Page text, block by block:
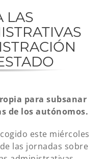
LAS
para subsanar
de los autónomos.
este miércoles
las jornadas sobre